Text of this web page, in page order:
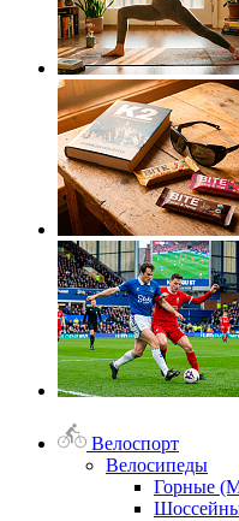
Велоспорт
Велосипеды
Горные